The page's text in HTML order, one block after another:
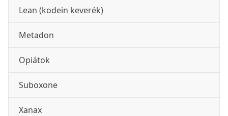
Lean (kodein keverék)
Metadon
Opiátok
Suboxone
Xanax